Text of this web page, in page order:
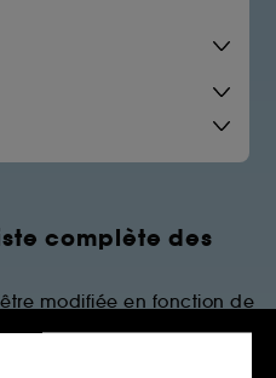
complète des
modifiée en fonction de